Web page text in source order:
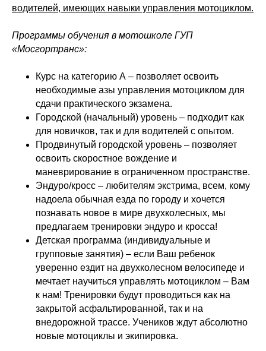
водителей, имеющих навыки управления мотоциклом.
Программы обучения в мотошколе ГУП
«Мосгортранс»:
Курс на категорию А – позволяет освоить
необходимые азы управления мотоциклом для
сдачи практического экзамена.
Городской (начальный) уровень – подходит как
для новичков, так и для водителей с опытом.
Продвинутый городской уровень – позволяет
освоить скоростное вождение и
маневрирование в ограниченном пространстве.
Эндуро/кросс – любителям экстрима, всем, кому
надоела обычная езда по городу и хочется
познавать новое в мире двухколесных, мы
предлагаем тренировки эндуро и кросса!
Детская программа (индивидуальные и
групповые занятия) – если Ваш ребенок
уверенно ездит на двухколесном велосипеде и
мечтает научиться управлять мотоциклом – Вам
к нам! Тренировки будут проводиться как на
закрытой асфальтированной, так и на
внедорожной трассе. Учеников ждут абсолютно
новые мотоциклы и экипировка.